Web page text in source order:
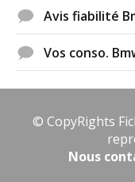
Avis fiabilité
Vos conso.
© CopyRights
Nous